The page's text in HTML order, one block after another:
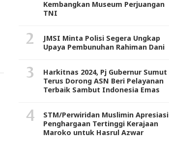
Kembangkan Museum Perjuangan
TNI
JMSI Minta Polisi Segera Ungkap
Upaya Pembunuhan Rahiman Dani
Harkitnas 2024, Pj Gubernur Sumut
Terus Dorong ASN Beri Pelayanan
Terbaik Sambut Indonesia Emas
STM/Perwiridan Muslimin Apresiasi
Penghargaan Tertinggi Kerajaan
Maroko untuk Hasrul Azwar